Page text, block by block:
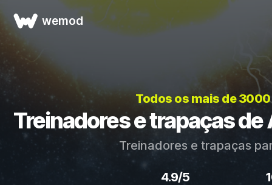
wemod
Todos os mais de
Treinadores e trapaças de
Treinadores e trapaças
4.9/5